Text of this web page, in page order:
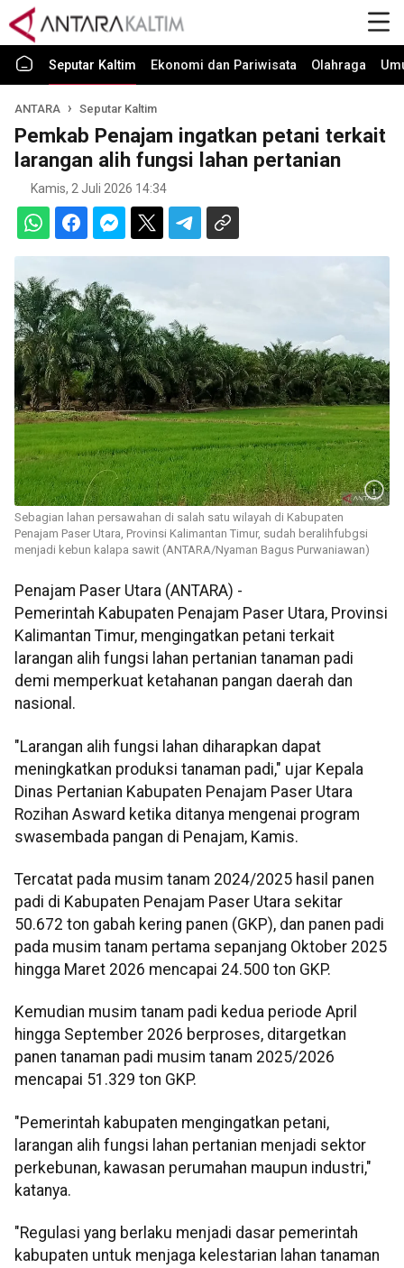
Seputar Kaltim Ekonomi dan Pariwisata Olahraga
ANTARA Seputar Kaltim
Pemkab Penajam ingatkan petani terkait
larangan alih fungsi lahan pertanian
Kamis, 2 Juli 2026 14:34
Sebagian lahan persawahan di salah satu wilayah di Kabupaten
Penajam Paser Utara, Provinsi Kalimantan Timur, sudah beralihfubgsi
menjadi kebun kalapa sawit (ANTARA/Nyaman Bagus Purwaniawan)
Penajam Paser Utara (ANTARA) -
Pemerintah Kabupaten Penajam Paser Utara, Provinsi
Kalimantan Timur, mengingatkan petani terkait
larangan alih fungsi lahan pertanian tanaman padi
demi memperkuat ketahanan pangan daerah dan
nasional.
"Larangan alih fungsi lahan diharapkan dapat
meningkatkan produksi tanaman padi," ujar Kepala
Dinas Pertanian Kabupaten Penajam Paser Utara
Rozihan Asward ketika ditanya mengenai program
swasembada pangan di Penajam, Kamis.
Tercatat pada musim tanam 2024/2025 hasil panen
padi di Kabupaten Penajam Paser Utara sekitar
50.672 ton gabah kering panen (GKP), dan panen padi
pada musim tanam pertama sepanjang Oktober 2025
hingga Maret 2026 mencapai 24.500 ton GKP.
Kemudian musim tanam padi kedua periode April
hingga September 2026 berproses, ditargetkan
panen tanaman padi musim tanam 2025/2026
mencapai 51.329 ton GKP.
"Pemerintah kabupaten mengingatkan petani,
larangan alih fungsi lahan pertanian menjadi sektor
perkebunan, kawasan perumahan maupun industri,"
katanya.
"Regulasi yang berlaku menjadi dasar pemerintah
kabupaten untuk menjaga kelestarian lahan tanaman